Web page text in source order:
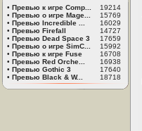
• Превью к игре Comp...
19214
• Превью о игре Mage...
15769
• Превью Incredible ...
16029
• Превью Firefall
14727
• Превью Dead Space 3
17659
• Превью о игре SimC...
15992
• Превью к игре Fuse
16708
• Превью Red Orche...
16938
• Превью Gothic 3
17640
• Превью Black & W... 18718